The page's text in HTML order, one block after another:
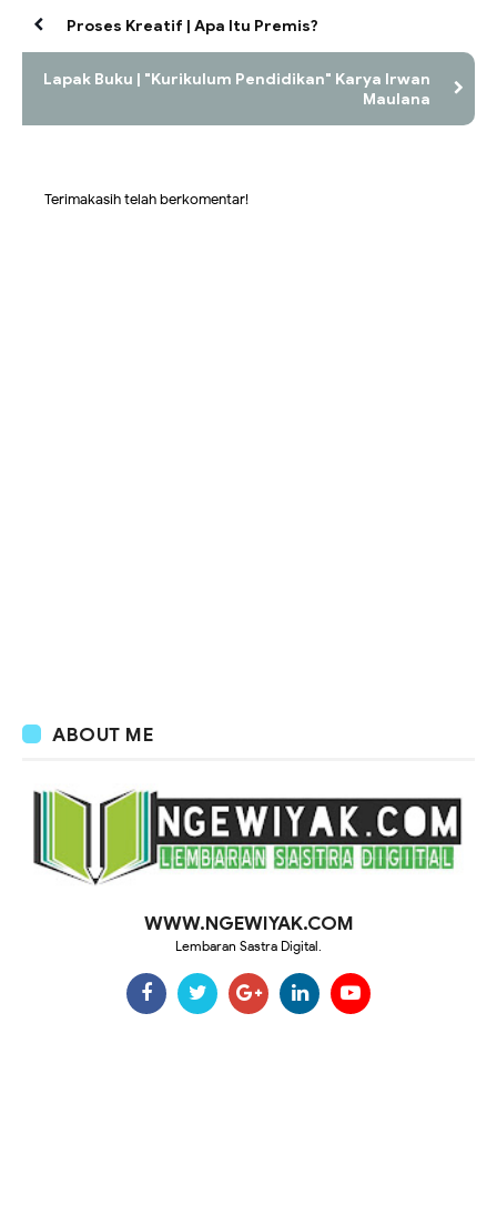
Proses Kreatif | Apa Itu Premis?
Lapak Buku | "Kurikulum Pendidikan" Karya Irwan
Maulana
Terimakasih telah berkomentar!
ABOUT ME
WWW.NGEWIYAK.COM
Lembaran Sastra Digital.